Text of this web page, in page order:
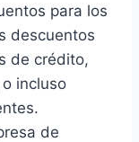
para los
descuentos
de crédito,
incluso
de